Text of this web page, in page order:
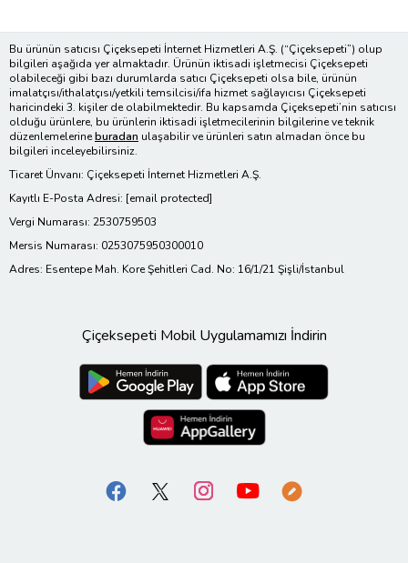
Bu ürünün satıcısı Çiçeksepeti İnternet Hizmetleri A.Ş. (“Çiçeksepeti”) olup
bilgileri aşağıda yer almaktadır. Ürünün iktisadi işletmecisi Çiçeksepeti
olabileceği gibi bazı durumlarda satıcı Çiçeksepeti olsa bile, ürünün
imalatçısı/ithalatçısı/yetkili temsilcisi/ifa hizmet sağlayıcısı Çiçeksepeti
haricindeki 3. kişiler de olabilmektedir. Bu kapsamda Çiçeksepeti’nin satıcısı
olduğu ürünlere, bu ürünlerin iktisadi işletmecilerinin bilgilerine ve teknik
düzenlemelerineburadan ulaşabilir ve ürünleri satın almadan önce bu
bilgileri inceleyebilirsiniz.
Ticaret Ünvanı: Çiçeksepeti İnternet Hizmetleri A.Ş.
Kayıtlı E-Posta Adresi: [email protected]
Vergi Numarası: 2530759503
Mersis Numarası: 0253075950300010
Adres: Esentepe Mah. Kore Şehitleri Cad. No: 16/1/21 Şişli/İstanbul
Çiçeksepeti Mobil Uygulamamızı İndirin